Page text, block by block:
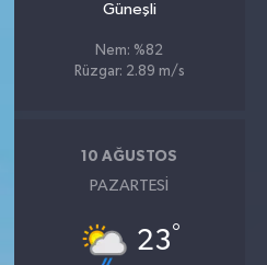
Güneşli
Nem: %82
Rüzgar: 2.89 m/s
10 AĞUSTOS
PAZARTESI
23°